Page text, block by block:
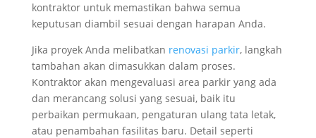
kontraktor untuk memastikan bahwa semua
keputusan diambil sesuai dengan harapan Anda.
Jika proyek Anda melibatkan renovasi parkir, langkah
tambahan akan dimasukkan dalam proses.
Kontraktor akan mengevaluasi area parkir yang ada
dan merancang solusi yang sesuai, baik itu
perbaikan permukaan, pengaturan ulang tata letak,
atau penambahan fasilitas baru. Detail seperti